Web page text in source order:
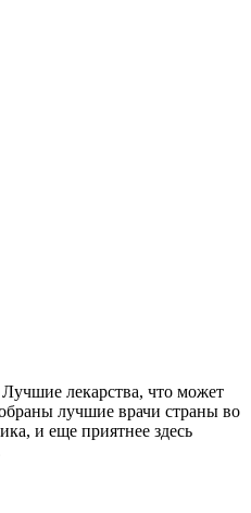
лекарства, что может
лучшие врачи страны во
и еще приятнее здесь